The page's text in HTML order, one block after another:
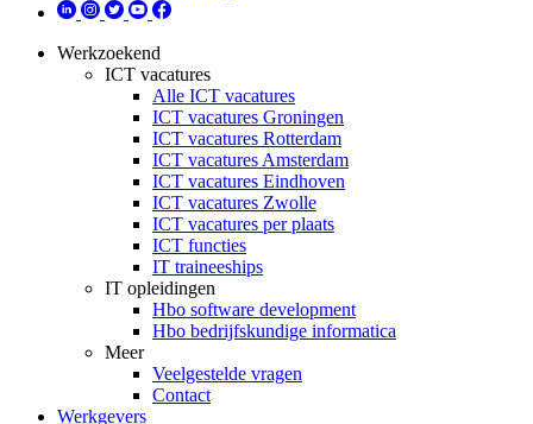
Werkzoekend
ICT vacatures
Alle ICT vacatures
ICT vacatures Groningen
ICT vacatures Rotterdam
ICT vacatures Amsterdam
ICT vacatures Eindhoven
ICT vacatures Zwolle
ICT vacatures per plaats
ICT functies
IT traineeships
IT opleidingen
Hbo software development
Hbo bedrijfskundige informatica
Meer
Veelgestelde vragen
Contact
Werkgevers